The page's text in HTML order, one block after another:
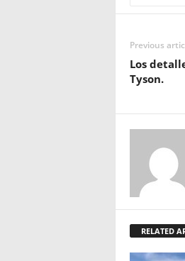
Previous
Los
Tyson.
RELATED